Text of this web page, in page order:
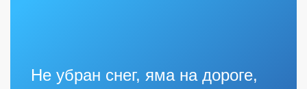
Не убран снег, яма на дороге,